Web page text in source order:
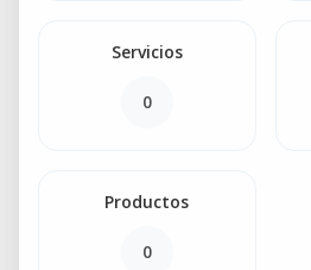
Servicios
0
Productos
0